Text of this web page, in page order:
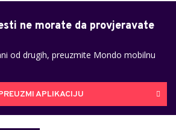
ne morate da provjeravate
od drugih, preuzmite Mondo mobilnu
APLIKACIJU